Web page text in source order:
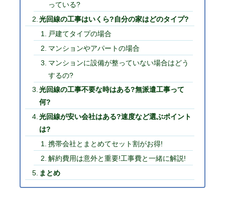
っている?
光回線の工事はいくら?自分の家はどのタイプ?
戸建てタイプの場合
マンションやアパートの場合
マンションに設備が整っていない場合はどう
するの?
光回線の工事不要な時はある?無派遣工事って
何?
光回線が安い会社はある?速度など選ぶポイント
は?
携帯会社とまとめてセット割がお得!
解約費用は意外と重要!工事費と一緒に解説!
まとめ